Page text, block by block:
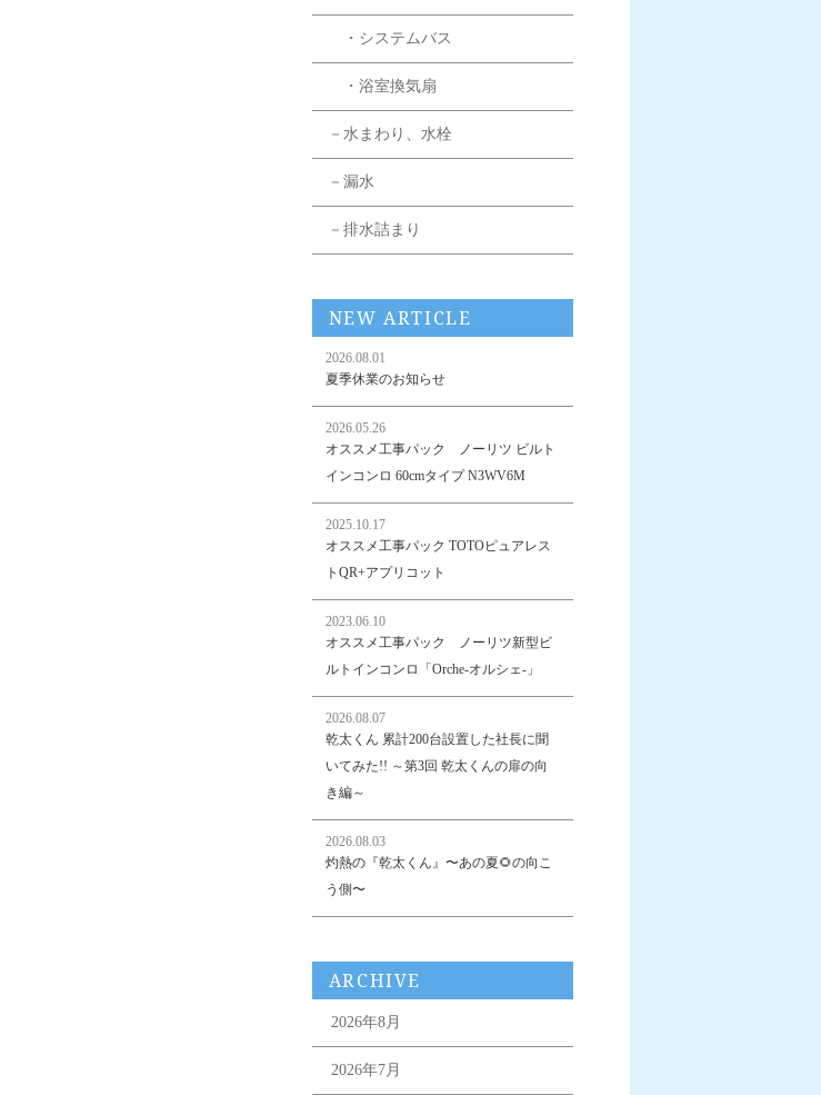
・システムバス
・浴室換気扇
－水まわり、水栓
－漏水
－排水詰まり
NEW ARTICLE
2026.08.01
夏季休業のお知らせ
2026.05.26
オススメ工事パック ノーリツ ビルト
インコンロ 60cmタイプ N3WV6M
2025.10.17
オススメ工事パック TOTOピュアレス
トQR+アプリコット
2023.06.10
オススメ工事パック ノーリツ新型ビ
ルトインコンロ「Orche-オルシェ-」
2026.08.07
乾太くん 累計200台設置した社長に聞
いてみた!! ～第3回 乾太くんの扉の向
き編～
2026.08.03
灼熱の『乾太くん』〜あの夏🌻の向こ
う側〜
ARCHIVE
2026年8月
2026年7月